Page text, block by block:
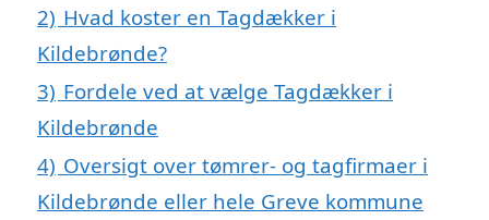
2) Hvad koster en Tagdækker i
Kildebrønde?
3) Fordele ved at vælge Tagdækker i
Kildebrønde
4) Oversigt over tømrer- og tagfirmaer i
Kildebrønde eller hele Greve kommune